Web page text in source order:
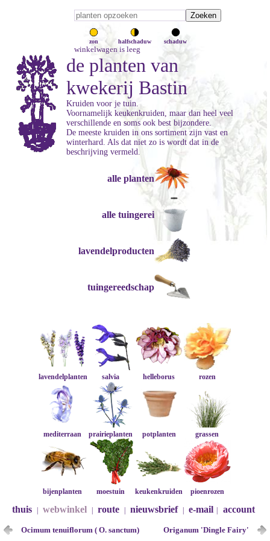
zon halfschaduw schaduw
winkelwagen is leeg
de planten van
kwekerij Bastin
Kruiden voor je tuin.
Voornamelijk keukenkruiden, maar dan heel veel
verschillende en soms ook best bijzondere.
De meeste kruiden in ons sortiment zijn vast en
winterhard. Als dat niet zo is wordt dat in de
beschrijving vermeld.
alle planten
alle tuingerei
lavendelproducten
tuingereedschap
lavendelplanten salvia helleborus rozen
mediterraan prairieplanten potplanten grassen
bijenplanten moestuin keukenkruiden pioenrozen
thuis webwinkel route nieuwsbrief e-mail account
Ocimum tenuiflorum ( O. sanctum) Origanum 'Dingle Fairy'